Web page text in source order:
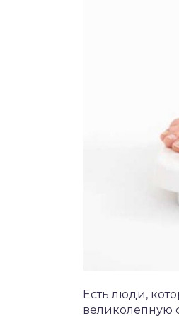
Есть люди,
великолепную